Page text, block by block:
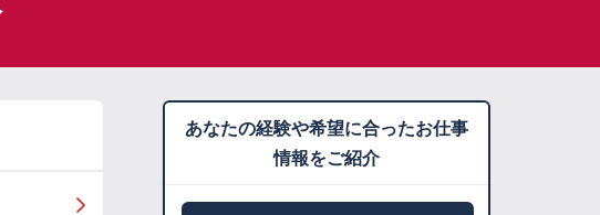
あなたの経験や希望に合ったお仕事
情報をご紹介